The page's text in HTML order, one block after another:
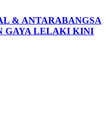
& ANTARABANGSA
GAYA LELAKI KINI